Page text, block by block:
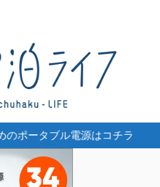
ータブル電源はコチラ